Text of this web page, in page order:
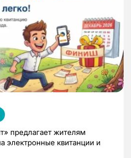
предлагает жителям
электронные квитанции и